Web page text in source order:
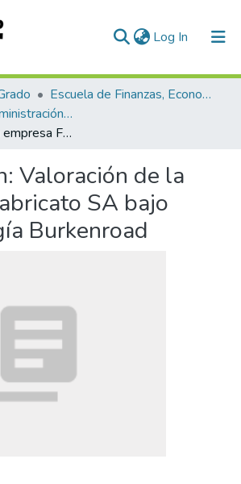
Log In (current)
Escuela de Finanzas, Economía y Gobierno
Maestría en Administración Financiera (tesis)
Valoración de la empresa Fabricato SA bajo metodología Burkenroad
Valoración de la
SA bajo
Burkenroad